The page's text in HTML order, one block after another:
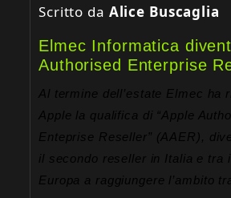
Scritto da Alice Buscaglia
Elmec Informatica
Authorised Enterprise
Al termine dell’estate Elmec ha
Apple la qualifica di “Apple
Enteprise Reseller” (AAER),
il secondo reseller in Italia e tra
Europa a raggiungere l’ambito